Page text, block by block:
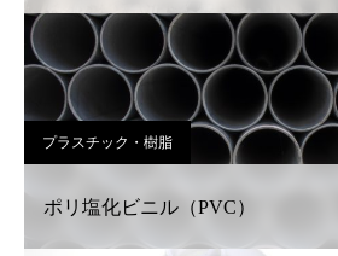
プラスチック・樹脂
ポリ塩化ビニル（PVC）